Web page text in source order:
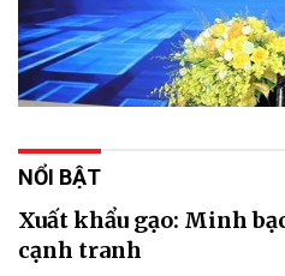
NỔI BẬT
Xuất khẩu gạo: Minh
cạnh tranh